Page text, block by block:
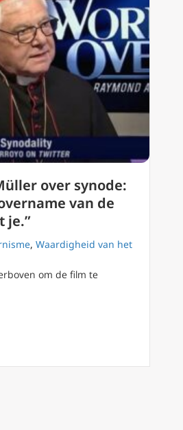
over synode:
van de
je.”
, Waardigheid van het
om de film te
Kardinaal Müller over synode: